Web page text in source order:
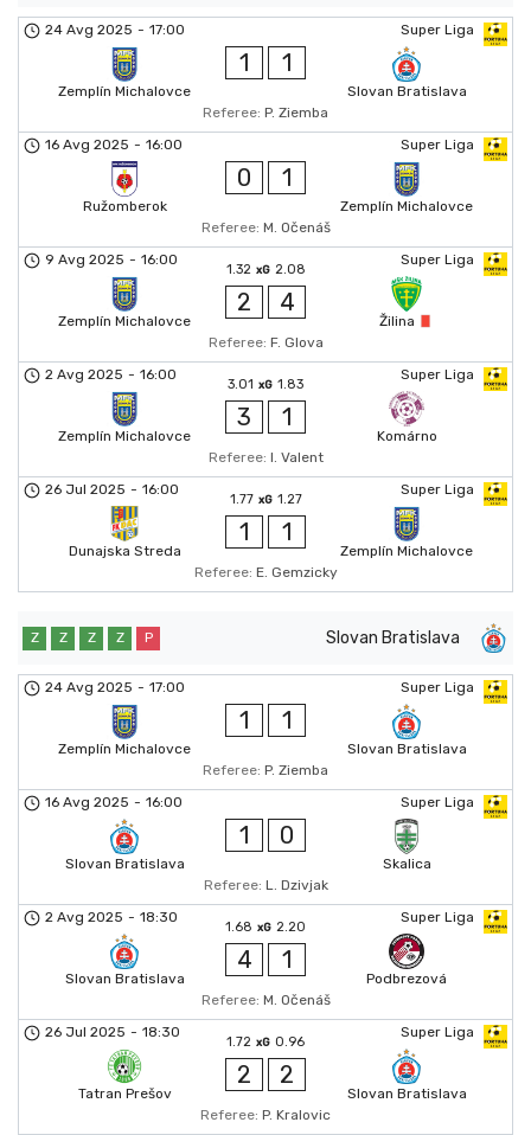
Super Liga
24 Avg 2025 - 17:00
Zemplín Michalovce
1 1
Slovan Bratislava
Referee: P. Ziemba
Super Liga
16 Avg 2025 - 16:00
Ružomberok
0 1
Zemplín Michalovce
Referee: M. Očenáš
Super Liga
9 Avg 2025 - 16:00
Zemplín Michalovce
1.32 xG 2.08
2 4
Žilina
Referee: F. Glova
Super Liga
2 Avg 2025 - 16:00
Zemplín Michalovce
3.01 xG 1.83
3 1
Komárno
Referee: I. Valent
Super Liga
26 Jul 2025 - 16:00
Dunajska Streda
1.77 xG 1.27
1 1
Zemplín Michalovce
Referee: E. Gemzicky
Slovan Bratislava
Z Z Z Z P
Super Liga
24 Avg 2025 - 17:00
Zemplín Michalovce
1 1
Slovan Bratislava
Referee: P. Ziemba
Super Liga
16 Avg 2025 - 16:00
Slovan Bratislava
1 0
Skalica
Referee: L. Dzivjak
Super Liga
2 Avg 2025 - 18:30
Slovan Bratislava
1.68 xG 2.20
4 1
Podbrezová
Referee: M. Očenáš
Super Liga
26 Jul 2025 - 18:30
Tatran Prešov
1.72 xG 0.96
2 2
Slovan Bratislava
Referee: P. Kralovic